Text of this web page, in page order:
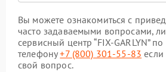
Вы можете ознакомиться с
часто задаваемыми вопросами,
сервисный центр “FIX-GARLYN”
телефону+7 (800) 301-55-83
свой вопрос.